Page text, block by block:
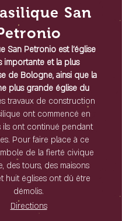
San
San Petronio est l'église
importante et la plus
de Bologne, ainsi que la
plus grande église du
travaux de construction
ont commencé en
ils ont continué pendant
Pour faire place à ce
de la fierté civique
des tours, des maisons
huit églises ont dû être
démolis.
Directions